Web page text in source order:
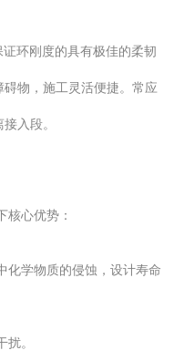
环刚度的具有极佳的柔韧
物，施工灵活便捷。常应
入段。
核心优势：
化学物质的侵蚀，设计寿命
。